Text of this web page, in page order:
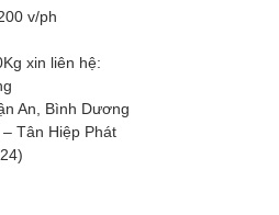
v/ph
xin liên hệ:
An, Bình Dương
Tân Hiệp Phát